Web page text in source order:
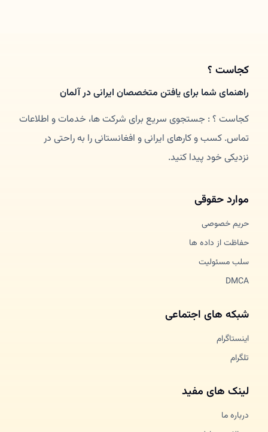
کجاست ؟
راهنمای شما برای یافتن متخصصان ایرانی در آلمان
کجاست ؟ : جستجوی سریع برای شرکت ها، خدمات و اطلاعات
تماس. کسب و کارهای ایرانی و افغانستانی را به راحتی در
نزدیکی خود پیدا کنید.
موارد حقوقی
حریم خصوصی
حفاظت از داده ها
سلب مسئولیت
DMCA
شبکه های اجتماعی
اینستاگرام
تلگرام
لینک های مفید
درباره ما